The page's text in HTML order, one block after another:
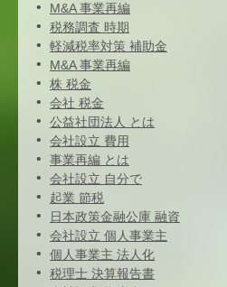
M&A 事業再編
税務調査 時期
軽減税率対策 補助金
M&A 事業再編
株 税金
会社 税金
公益社団法人 とは
会社設立 費用
事業再編 とは
会社設立 自分で
起業 節税
日本政策金融公庫 融資
会社設立 個人事業主
個人事業主 法人化
税理士 決算報告書